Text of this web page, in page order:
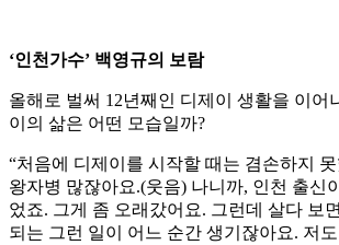
‘인천가수’ 백영규의 보람
올해로 벌써 12년째인 디제이 생활을 이어
이의 삶은 어떤 모습일까?
“처음에 디제이를 시작할 때는 겸손하지 못
왕자병 많잖아요.(웃음) 나니까, 인천 출신
었죠. 그게 좀 오래갔어요. 그런데 살다 보
되는 그런 일이 어느 순간 생기잖아요. 저